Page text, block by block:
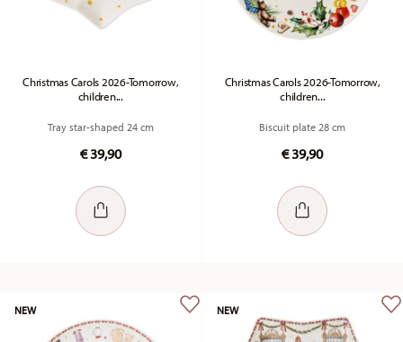
Christmas Carols 2026-Tomorrow,
children...
Tray star-shaped 24 cm
€ 39,90
Christmas Carols 2026-Tomorrow,
children...
Biscuit plate 28 cm
€ 39,90
NEW NEW